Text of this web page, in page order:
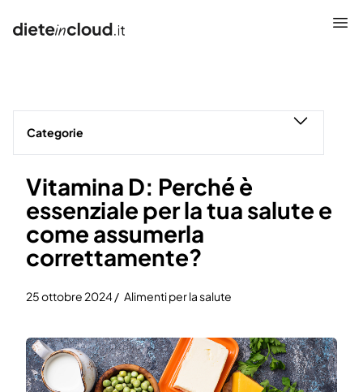
Come funziona
Promo
Prezzi
FAQS
Blog
Accedi
Prova gratuita
Categorie
Vitamina D: Perché è
essenziale per la tua salute e
come assumerla
correttamente?
25 ottobre 2024 / Alimenti per la salute